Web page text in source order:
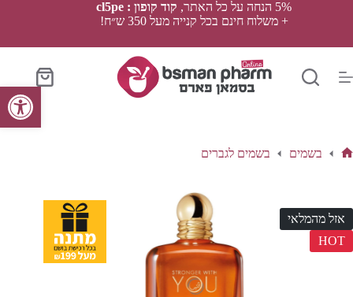
פתח סרגל נגישות
5% הנחה על כל האתר,
קוד קופון : cl5pe
+ משלוח חינם בכל קנייה מעל 350 ש״ח!
סל
הקניות
בשמים בשמים לגברים
אזל מהמלאי
HOT